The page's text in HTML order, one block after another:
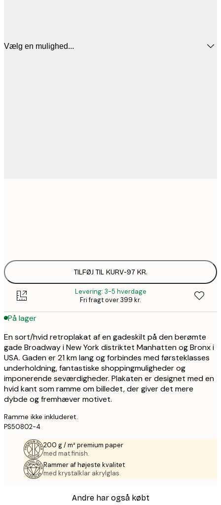
Vælg en mulighed...
TILFØJ TIL KURV-97 KR.
Levering: 3-5 hverdage
Fri fragt over 399 kr.
På lager
En sort/hvid retroplakat af en gadeskilt på den berømte
gade Broadway i New York distriktet Manhatten og Bronx i
USA. Gaden er 21 km lang og forbindes med førsteklasses
underholdning, fantastiske shoppingmuligheder og
imponerende seværdigheder. Plakaten er designet med en
hvid kant som ramme om billedet, der giver det mere
dybde og fremhæver motivet.
Ramme ikke inkluderet.
PS50802-4
200 g / m² premium paper
med mat finish.
Rammer af højeste kvalitet
med krystalklar akrylglas.
Andre har også købt